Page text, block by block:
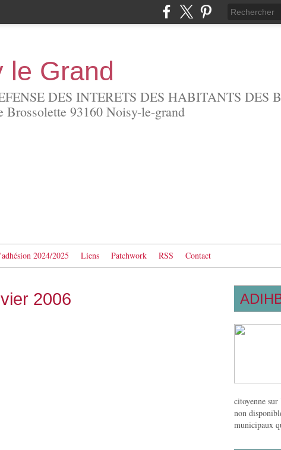
le Grand
DES INTERETS DES HABITANTS DES
93160 Noisy-le-grand
2024/2025 Liens Patchwork RSS Contact
2006
citoyenne
non
municipaux